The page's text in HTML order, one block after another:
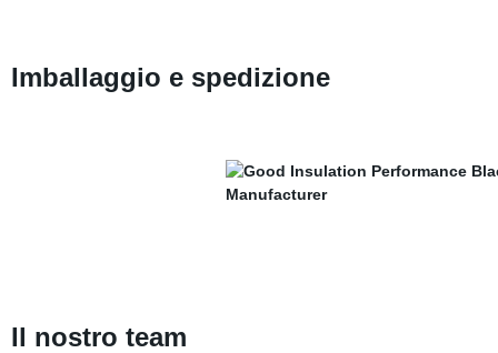
Imballaggio e spedizione
Il nostro team